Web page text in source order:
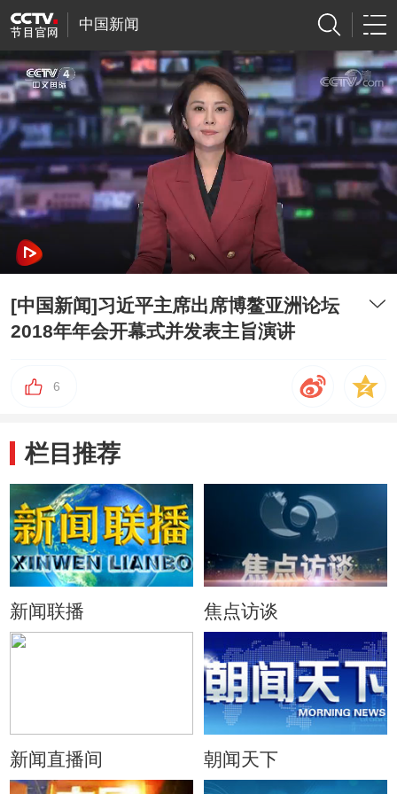
中国新闻
[中国新闻]习近平主席出席博鳌亚洲论坛
2018年年会开幕式并发表主旨演讲
6
栏目推荐
新闻联播 焦点访谈
新闻直播间 朝闻天下